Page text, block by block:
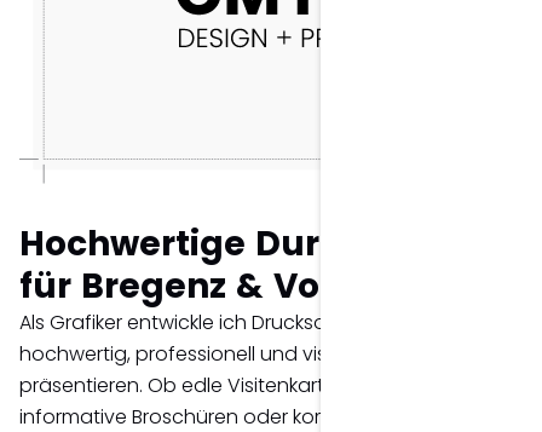
Hochwertige Durcksorten
für Bregenz & Vorarlberg.
Als Grafiker entwickle ich Drucksorten, die deine Marke
hochwertig, professionell und visuell durchdacht
präsentieren. Ob edle Visitenkarten, prägnante Flyer,
informative Broschüren oder komplette